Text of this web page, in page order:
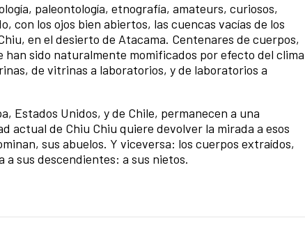
paleontología, etnografía, amateurs, curiosos,
con los ojos bien abiertos, las cuencas vacías de los
en el desierto de Atacama. Centenares de cuerpos,
han sido naturalmente momificados por efecto del
de vitrinas a laboratorios, y de laboratorios a
Estados Unidos, y de Chile, permanecen a una
actual de Chiu Chiu quiere devolver la mirada a esos
sus abuelos. Y viceversa: los cuerpos extraídos,
sus descendientes: a sus nietos.